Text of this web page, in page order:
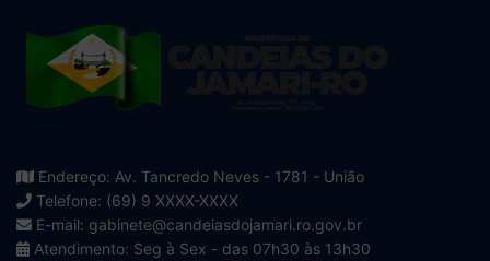
Endereço: Av. Tancredo Neves - 1781 - União
Telefone: (69) 9 XXXX-XXXX
E-mail: gabinete@candeiasdojamari.ro.gov.br
Atendimento: Seg à Sex - das 07h30 às 13h30